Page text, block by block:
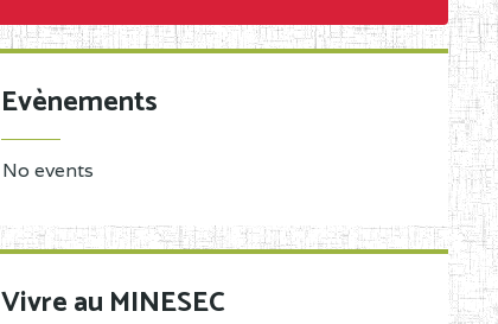
Evènements
No events
Vivre au MINESEC